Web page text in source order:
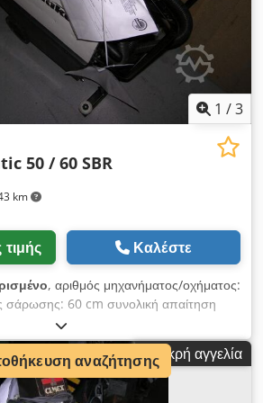
τεχνολογία: Claudio Macagnino
GmbH ➡️ Ζητήστε
άμεσα διαθέσιμα νέα μηχανήματα!
παρέχουμε εικονική επίσκεψη της
1 /3
km
50 / 60 SBR
Καλέστε
, αριθμός μηχανήματος/οχήματος:
σάρωσης: 60 cm συνολική απαίτηση
του μηχανήματος περίπου: 3,33 t
περίπου: 0,60 x 1,40 x 1,0 m
Μικρή αγγελία
αναζήτησης